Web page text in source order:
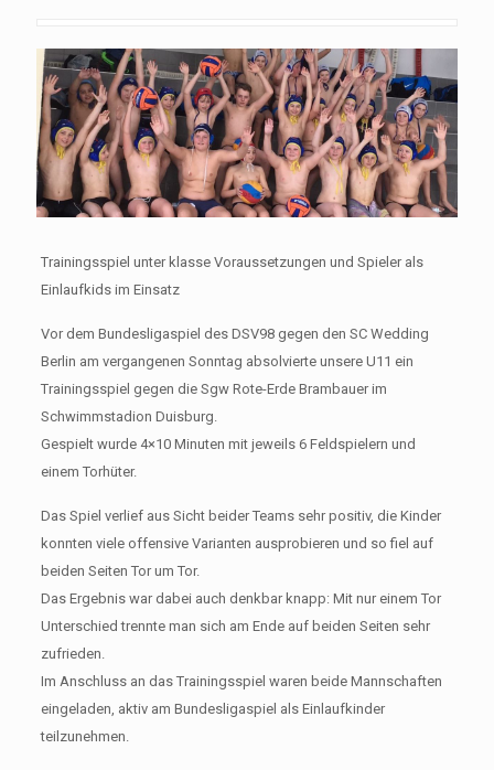
Trainingsspiel unter klasse Voraussetzungen und Spieler als
Einlaufkids im Einsatz
Vor dem Bundesligaspiel des DSV98 gegen den SC Wedding
Berlin am vergangenen Sonntag absolvierte unsere U11 ein
Trainingsspiel gegen die Sgw Rote-Erde Brambauer im
Schwimmstadion Duisburg.
Gespielt wurde 4×10 Minuten mit jeweils 6 Feldspielern und
einem Torhüter.
Das Spiel verlief aus Sicht beider Teams sehr positiv, die Kinder
konnten viele offensive Varianten ausprobieren und so fiel auf
beiden Seiten Tor um Tor.
Das Ergebnis war dabei auch denkbar knapp: Mit nur einem Tor
Unterschied trennte man sich am Ende auf beiden Seiten sehr
zufrieden.
Im Anschluss an das Trainingsspiel waren beide Mannschaften
eingeladen, aktiv am Bundesligaspiel als Einlaufkinder
teilzunehmen.